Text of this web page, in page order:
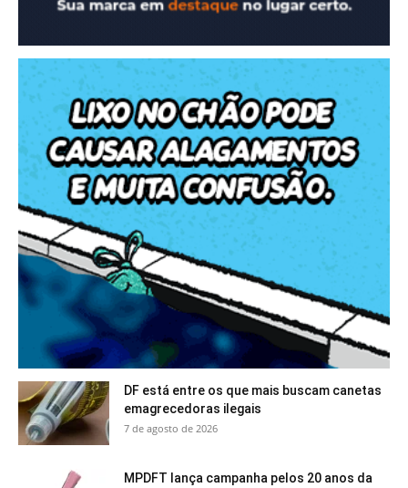
DF está entre os que mais buscam canetas
emagrecedoras ilegais
7 de agosto de 2026
MPDFT lança campanha pelos 20 anos da